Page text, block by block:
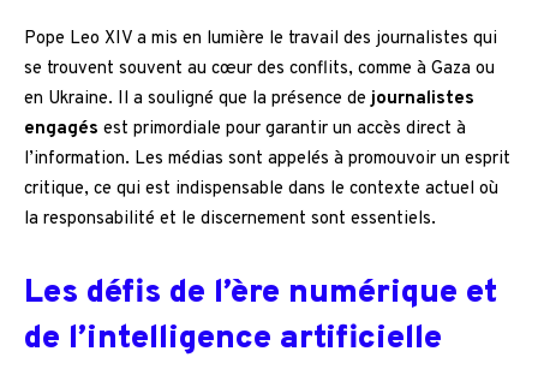
Pope Leo XIV a mis en lumière le travail des journalistes qui
se trouvent souvent au cœur des conflits, comme à Gaza ou
en Ukraine. Il a souligné que la présence dejournalistes
engagés est primordiale pour garantir un accès direct à
l’information. Les médias sont appelés à promouvoir un esprit
critique, ce qui est indispensable dans le contexte actuel où
la responsabilité et le discernement sont essentiels.
Les défis de l’ère numérique et
de l’intelligence artificielle